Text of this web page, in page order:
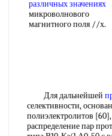
различных значениях
микроволнового
магнитного поля //х.
Для дальнейшей
селективности,
полиэлектролитов
распределение пар